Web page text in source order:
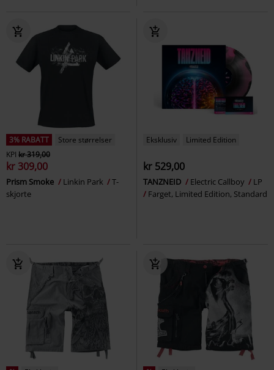
3% RABATT
Store størrelser
KPI kr 319,00
kr 309,00
Prism Smoke Linkin Park
T-
skjorte
Eksklusiv Limited Edition
kr 529,00
TANZNEID Electric Callboy
LP
Farget, Limited Edition, Standard